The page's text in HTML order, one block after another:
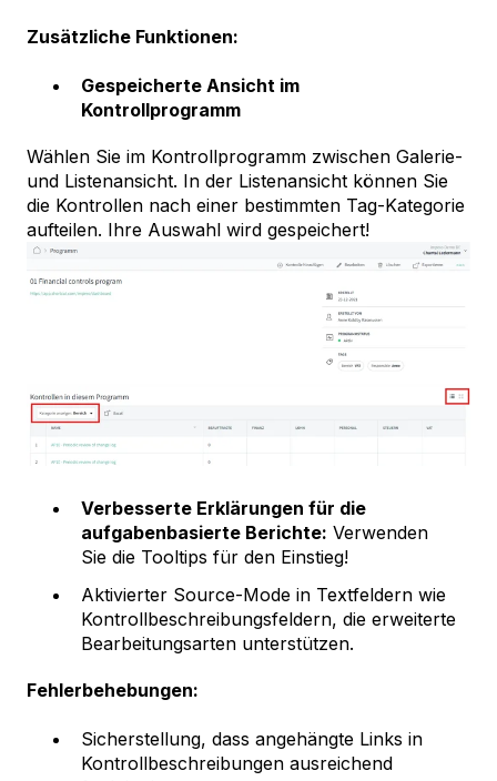
Zusätzliche Funktionen:
Gespeicherte Ansicht im
Kontrollprogramm
Wählen Sie im Kontrollprogramm zwischen Galerie-
und Listenansicht. In der Listenansicht können Sie
die Kontrollen nach einer bestimmten Tag-Kategorie
aufteilen. Ihre Auswahl wird gespeichert!
Verbesserte Erklärungen für die
aufgabenbasierte Berichte: Verwenden
Sie die Tooltips für den Einstieg!
Aktivierter Source-Mode in Textfeldern wie
Kontrollbeschreibungsfeldern, die erweiterte
Bearbeitungsarten unterstützen.
Fehlerbehebungen:
Sicherstellung, dass angehängte Links in
Kontrollbeschreibungen ausreichend